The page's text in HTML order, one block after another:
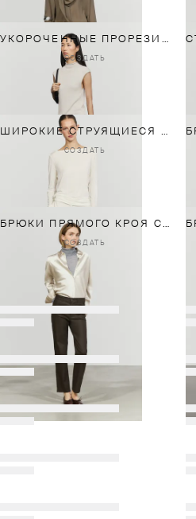
УКОРОЧЕННЫЕ ПРОРЕЗИНЕННЫЕ БРЮКИ КЛЕШ
СОЗДАТЬ
ШИРОКИЕ СТРУЯЩИЕСЯ БРЮКИ
СОЗДАТЬ
БРЮКИ ПРЯМОГО КРОЯ С ВОЩЕНЫМ ПОКРЫТИЕМ
СОЗДАТЬ